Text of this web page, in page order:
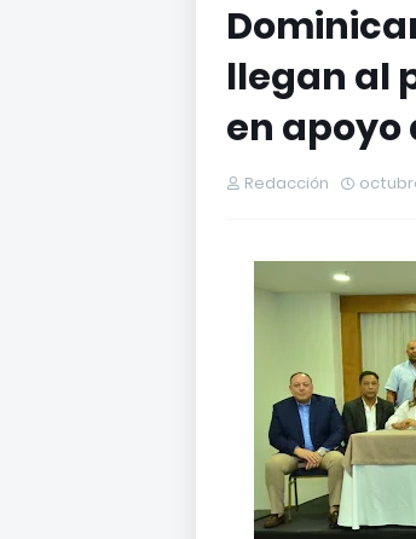
llegan al
en apoyo
Redacción